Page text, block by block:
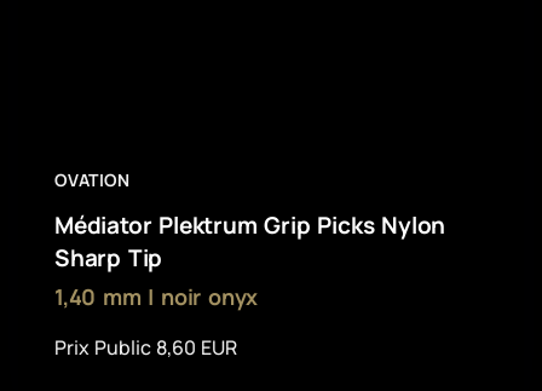
OVATION
Médiator Plektrum Grip Picks Nylon
Sharp Tip
1,40 mm | noir onyx
Prix Public 8,60 EUR